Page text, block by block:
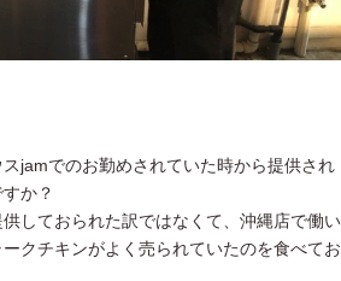
jamでのお勤めされていた時から提供され
か？
しておられた訳ではなくて、沖縄店で働い
クチキンがよく売られていたのを食べてお